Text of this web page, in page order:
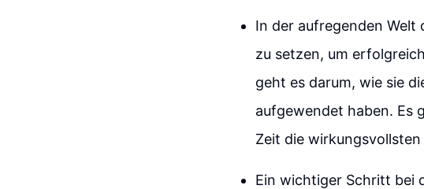
In der aufregenden
zu setzen, um
geht es darum, wie sie
aufgewendet haben. Es
Zeit die
Ein wichtiger Schritt bei